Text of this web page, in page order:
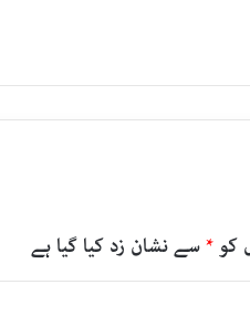
کو*سے نشان زد کیا گیا ہے